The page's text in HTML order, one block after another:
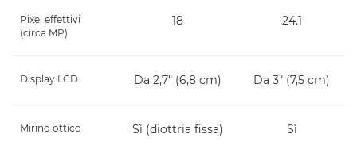
Pixel effettivi
(circa MP)
18 24.1
Display LCD Da 2,7" (6,8 cm) Da 3" (7,5 cm)
Mirino ottico Sì (diottria fissa) Sì